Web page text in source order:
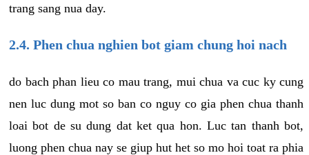
trang sang nua day.
2.4. Phen chua nghien bot giam chung hoi nach
do bach phan lieu co mau trang, mui chua va cuc ky cung
nen luc dung mot so ban co nguy co gia phen chua thanh
loai bot de su dung dat ket qua hon. Luc tan thanh bot,
luong phen chua nay se giup hut het so mo hoi toat ra phia